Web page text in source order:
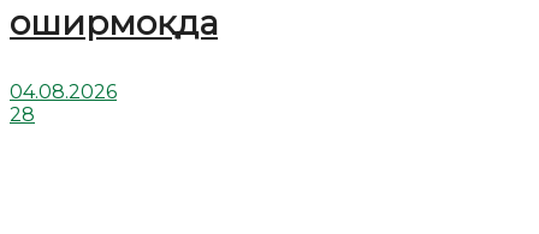
оширмоқда
04.08.2026
28